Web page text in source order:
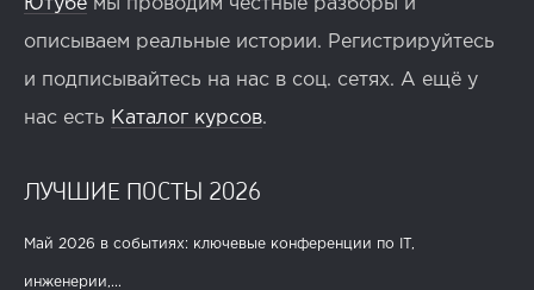
Ютубе мы проводим честные разборы и
описываем реальные истории. Регистрируйтесь
и подписывайтесь на нас в соц. сетях. А ещё у
нас есть Каталог курсов.
ЛУЧШИЕ ПОСТЫ 2026
Май 2026 в событиях: ключевые конференции по IT,
инженерии,...